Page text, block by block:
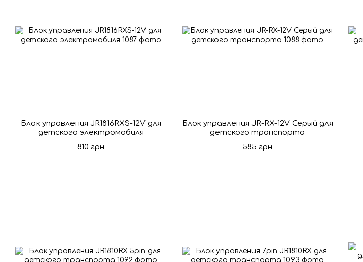
Блок управления JR1816RXS-12V для
детского электромобиля
810 грн
Блок управления JR-RX-12V Серый для
детского транспорта
585 грн